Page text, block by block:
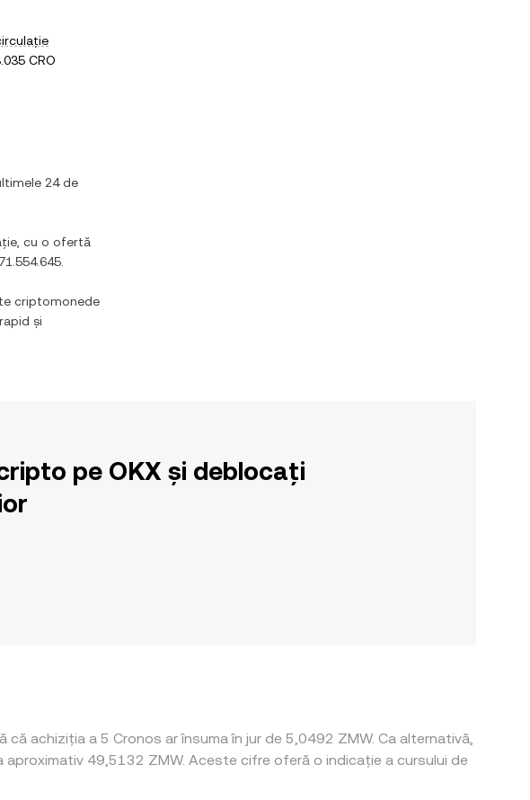
CRO
24 de
cu o ofertă
criptomonede
și
pe OKX și deblocați
achiziția a 5 Cronos ar însuma în jur de 5,0492 ZMW. Ca alternativă,
49,5132 ZMW. Aceste cifre oferă o indicație a cursului de